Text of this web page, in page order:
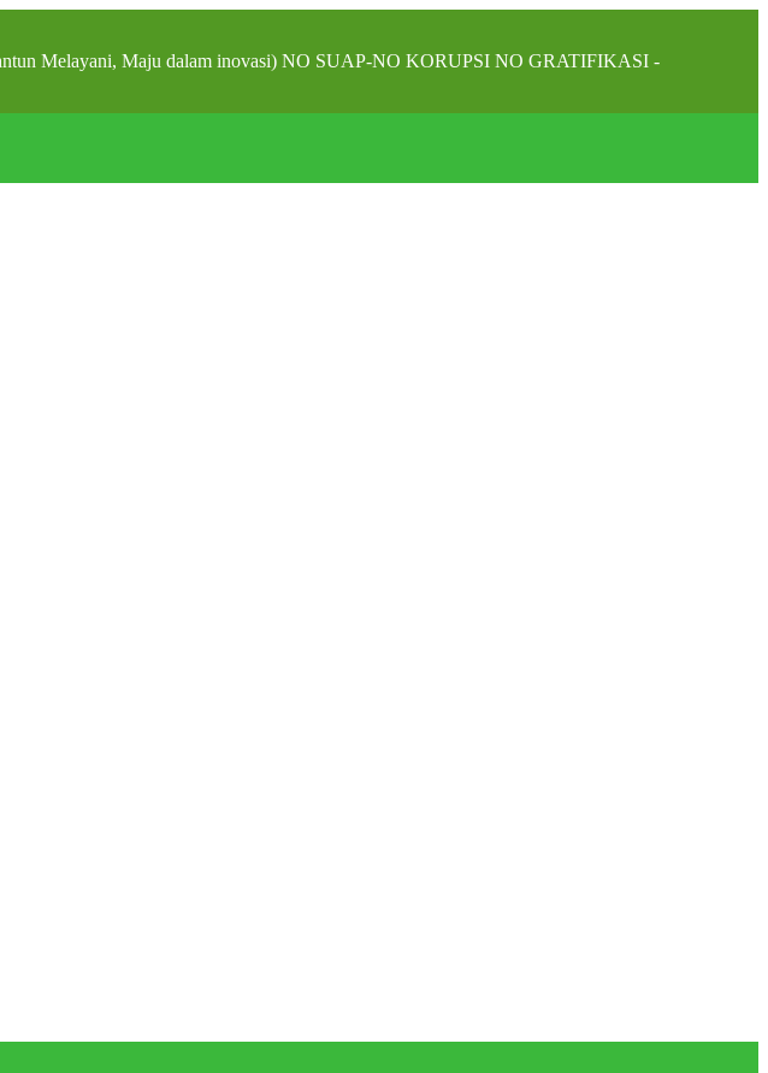
Melayani, Maju dalam inovasi) NO SUAP-NO KORUPSI NO GRATIFIKASI -